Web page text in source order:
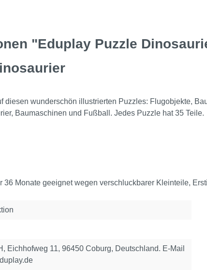
"Eduplay Puzzle
diesen wunderschön illustrierten Puzzles: Flugobjekte,
Baumaschinen und Fußball. Jedes Puzzle hat 35 Teile.
36 Monate geeignet wegen verschluckbarer Kleinteile,
Eichhofweg 11, 96450 Coburg, Deutschland. E-Mail